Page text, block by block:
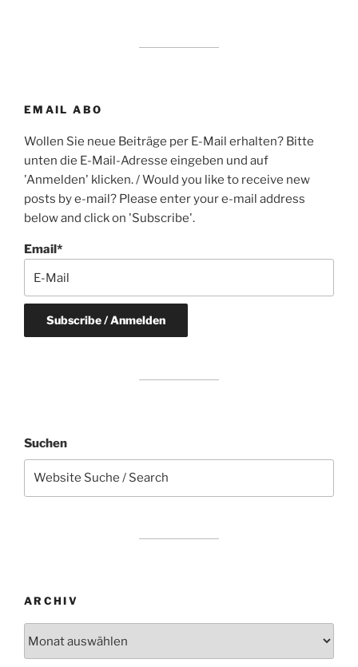
EMAIL ABO
Wollen Sie neue Beiträge per E-Mail erhalten? Bitte
unten die E-Mail-Adresse eingeben und auf
'Anmelden' klicken. / Would you like to receive new
posts by e-mail? Please enter your e-mail address
below and click on 'Subscribe'.
Email*
Suchen
ARCHIV